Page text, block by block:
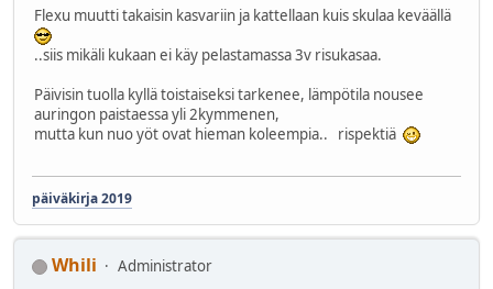
Flexu muutti takaisin kasvariin ja kattellaan kuis skulaa keväällä
..siis mikäli kukaan ei käy pelastamassa 3v risukasaa.
Päivisin tuolla kyllä toistaiseksi tarkenee, lämpötila nousee
auringon paistaessa yli 2kymmenen,
mutta kun nuo yöt ovat hieman koleempia.. rispektiä
päiväkirja 2019
Whili
Administrator